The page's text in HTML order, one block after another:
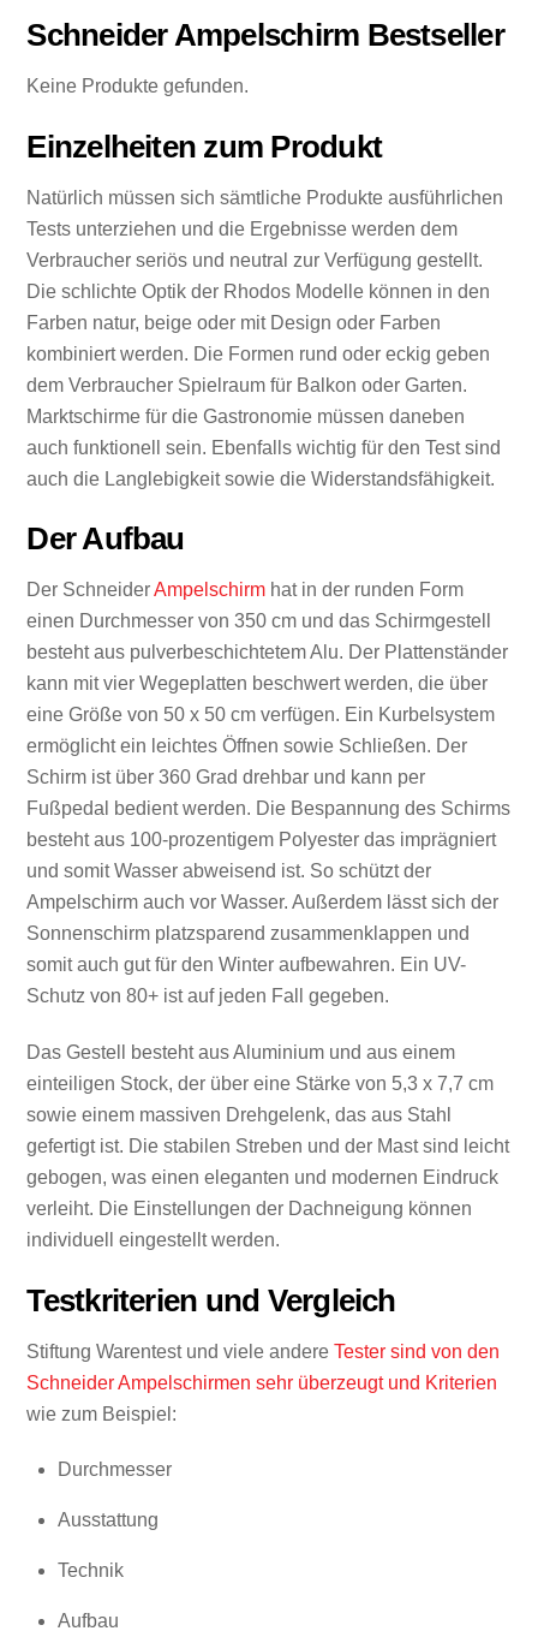
Schneider Ampelschirm Bestseller
Keine Produkte gefunden.
Einzelheiten zum Produkt
Natürlich müssen sich sämtliche Produkte ausführlichen
Tests unterziehen und die Ergebnisse werden dem
Verbraucher seriös und neutral zur Verfügung gestellt.
Die schlichte Optik der Rhodos Modelle können in den
Farben natur, beige oder mit Design oder Farben
kombiniert werden. Die Formen rund oder eckig geben
dem Verbraucher Spielraum für Balkon oder Garten.
Marktschirme für die Gastronomie müssen daneben
auch funktionell sein. Ebenfalls wichtig für den Test sind
auch die Langlebigkeit sowie die Widerstandsfähigkeit.
Der Aufbau
Der SchneiderAmpelschirm hat in der runden Form
einen Durchmesser von 350 cm und das Schirmgestell
besteht aus pulverbeschichtetem Alu. Der Plattenständer
kann mit vier Wegeplatten beschwert werden, die über
eine Größe von 50 x 50 cm verfügen. Ein Kurbelsystem
ermöglicht ein leichtes Öffnen sowie Schließen. Der
Schirm ist über 360 Grad drehbar und kann per
Fußpedal bedient werden. Die Bespannung des Schirms
besteht aus 100-prozentigem Polyester das imprägniert
und somit Wasser abweisend ist. So schützt der
Ampelschirm auch vor Wasser. Außerdem lässt sich der
Sonnenschirm platzsparend zusammenklappen und
somit auch gut für den Winter aufbewahren. Ein UV-
Schutz von 80+ ist auf jeden Fall gegeben.
Das Gestell besteht aus Aluminium und aus einem
einteiligen Stock, der über eine Stärke von 5,3 x 7,7 cm
sowie einem massiven Drehgelenk, das aus Stahl
gefertigt ist. Die stabilen Streben und der Mast sind leicht
gebogen, was einen eleganten und modernen Eindruck
verleiht. Die Einstellungen der Dachneigung können
individuell eingestellt werden.
Testkriterien und Vergleich
Stiftung Warentest und viele andere Tester sind von den
Schneider Ampelschirmen sehr überzeugt und Kriterien
wie zum Beispiel:
Durchmesser
Ausstattung
Technik
Aufbau